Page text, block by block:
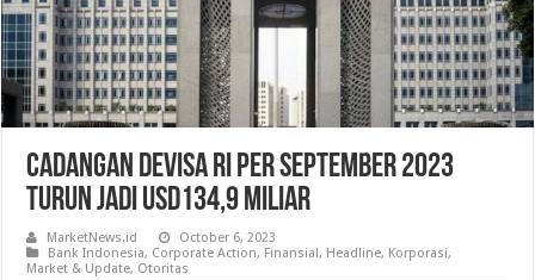
Cadangan Devisa RI Per September 2023
Turun Jadi USD134,9 Miliar
MarketNews.id
October 6, 2023
Bank Indonesia, Corporate Action, Finansial, Headline, Korporasi,
Market & Update, Otoritas